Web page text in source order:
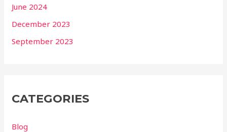
June 2024
December 2023
September 2023
CATEGORIES
Blog